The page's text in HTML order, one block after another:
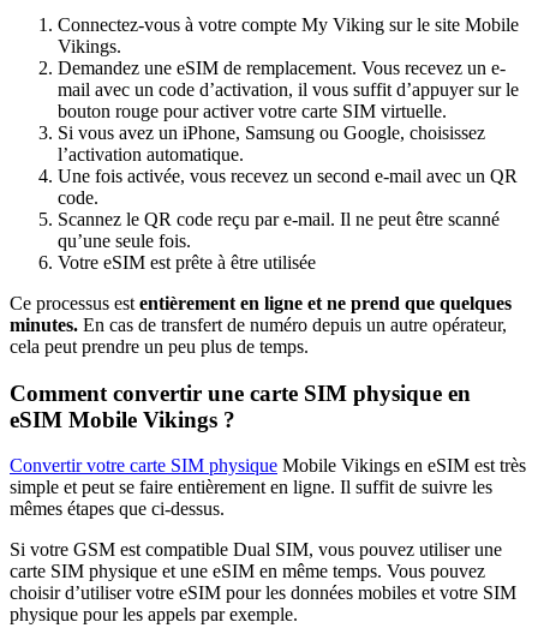
Connectez-vous à votre compte My Viking sur le site Mobile
Vikings.
Demandez une eSIM de remplacement. Vous recevez un e-
mail avec un code d’activation, il vous suffit d’appuyer sur le
bouton rouge pour activer votre carte SIM virtuelle.
Si vous avez un iPhone, Samsung ou Google, choisissez
l’activation automatique.
Une fois activée, vous recevez un second e-mail avec un QR
code.
Scannez le QR code reçu par e-mail. Il ne peut être scanné
qu’une seule fois.
Votre eSIM est prête à être utilisée
Ce processus est entièrement en ligne et ne prend que quelques
minutes. En cas de transfert de numéro depuis un autre opérateur,
cela peut prendre un peu plus de temps.
Comment convertir une carte SIM physique en
eSIM Mobile Vikings ?
Convertir votre carte SIM physique Mobile Vikings en eSIM est très
simple et peut se faire entièrement en ligne. Il suffit de suivre les
mêmes étapes que ci-dessus.
Si votre GSM est compatible Dual SIM, vous pouvez utiliser une
carte SIM physique et une eSIM en même temps. Vous pouvez
choisir d’utiliser votre eSIM pour les données mobiles et votre SIM
physique pour les appels par exemple.